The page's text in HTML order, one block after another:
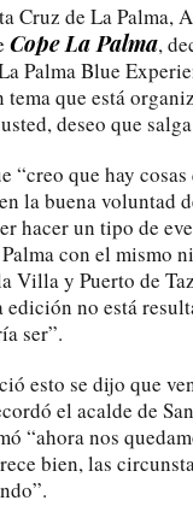
Cruz de La Palma,
Cope La Palma,
Palma Blue
tema que está
deseo que
“creo que hay cosas
la buena voluntad
hacer un tipo de
con el mismo
Villa y Puerto de
edición no está
ser”.
esto se dijo que
el acalde de
“ahora nos
bien, las